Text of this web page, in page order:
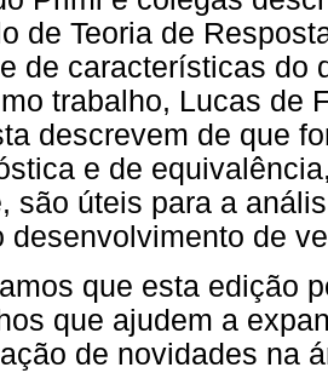
de Teoria de
de características do
trabalho, Lucas de
descrevem de que
e de
são úteis para a
desenvolvimento de
que esta edição
que ajudem a
de novidades na